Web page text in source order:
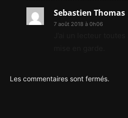
Sebastien Thomas
7 août 2018 à 0h06
Les commentaires sont fermés.